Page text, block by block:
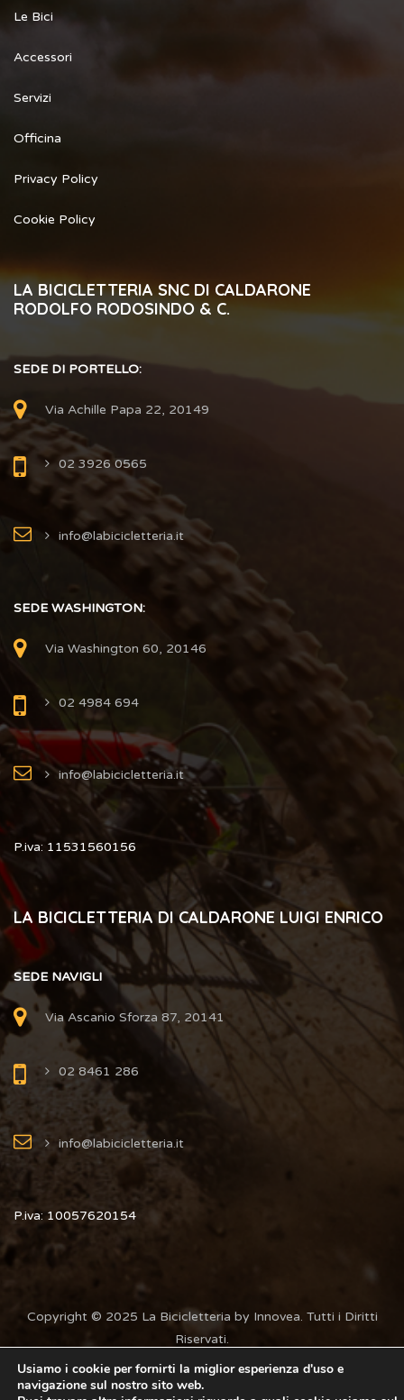
Le Bici
Accessori
Servizi
Officina
Privacy Policy
Cookie Policy
LA BICICLETTERIA SNC DI CALDARONE
RODOLFO RODOSINDO & C.
SEDE DI PORTELLO:
Via Achille Papa 22, 20149
02 3926 0565
info@labicicletteria.it
SEDE WASHINGTON:
Via Washington 60, 20146
02 4984 694
info@labicicletteria.it
P.iva: 11531560156
LA BICICLETTERIA DI CALDARONE LUIGI ENRICO
SEDE NAVIGLI
Via Ascanio Sforza 87, 20141
02 8461 286
info@labicicletteria.it
P.iva: 10057620154
Copyright © 2025 La Bicicletteria by Innovea. Tutti i Diritti
Riservati.
Usiamo i cookie per fornirti la miglior esperienza d'uso e
navigazione sul nostro sito web.